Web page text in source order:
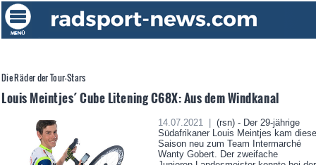
Die Räder der Tour-Stars
Louis Meintjes´ Cube Litening C68X: Aus dem Windkanal
14.07.2021 |
(rsn) - Der 29-jährige
Südafrikaner Louis Meintjes kam diese
Saison neu zum Team Intermarché
Wanty Gobert. Der zweifache